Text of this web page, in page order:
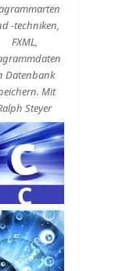
-techniken,
FXML,
Datenbank
Mit
Steyer